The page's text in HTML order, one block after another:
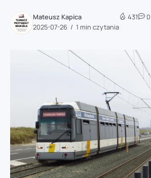
Mateusz Kapica
2025-07-26
1 min czytania
431 0